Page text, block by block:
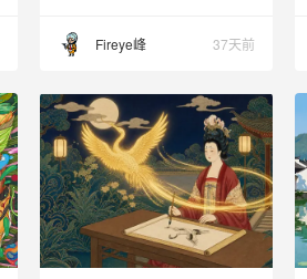
Fireye峰 37天前